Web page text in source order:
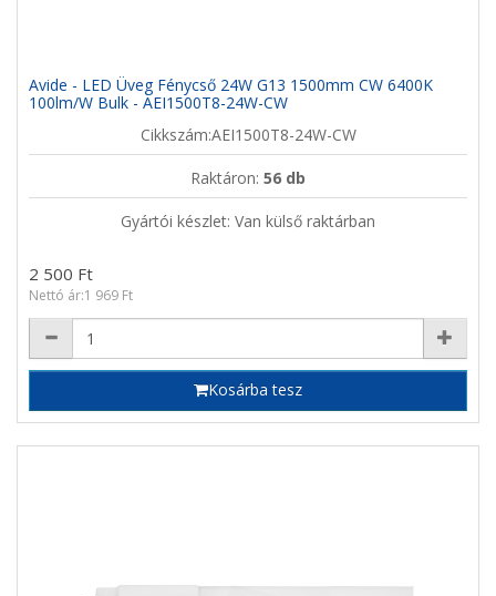
Avide - LED Üveg Fénycső 24W G13 1500mm CW 6400K
100lm/W Bulk - AEI1500T8-24W-CW
Cikkszám:AEI1500T8-24W-CW
Raktáron: 56 db
Gyártói készlet: Van külső raktárban
2 500 Ft
Nettó ár:1 969 Ft
Kosárba tesz